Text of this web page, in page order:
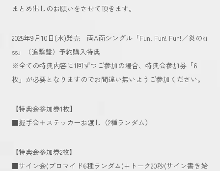
まとめ出しのお願いをさせて頂きます。
2025年9月10日(水)発売 両A面シングル「Fun! Fun! Fun!／炎のki
ss」（追撃盤）予約購入特典
※全ての特典内容に1回ずつご参加の場合、特典会参加券「6
枚」が必要となりますのでお間違い無いようご参加ください。
【特典会参加券1枚】
■握手会＋ステッカーお渡し（2種ランダム）
【特典会参加券2枚】
■サイン会(ブロマイド6種ランダム)+トーク20秒(サイン書き始